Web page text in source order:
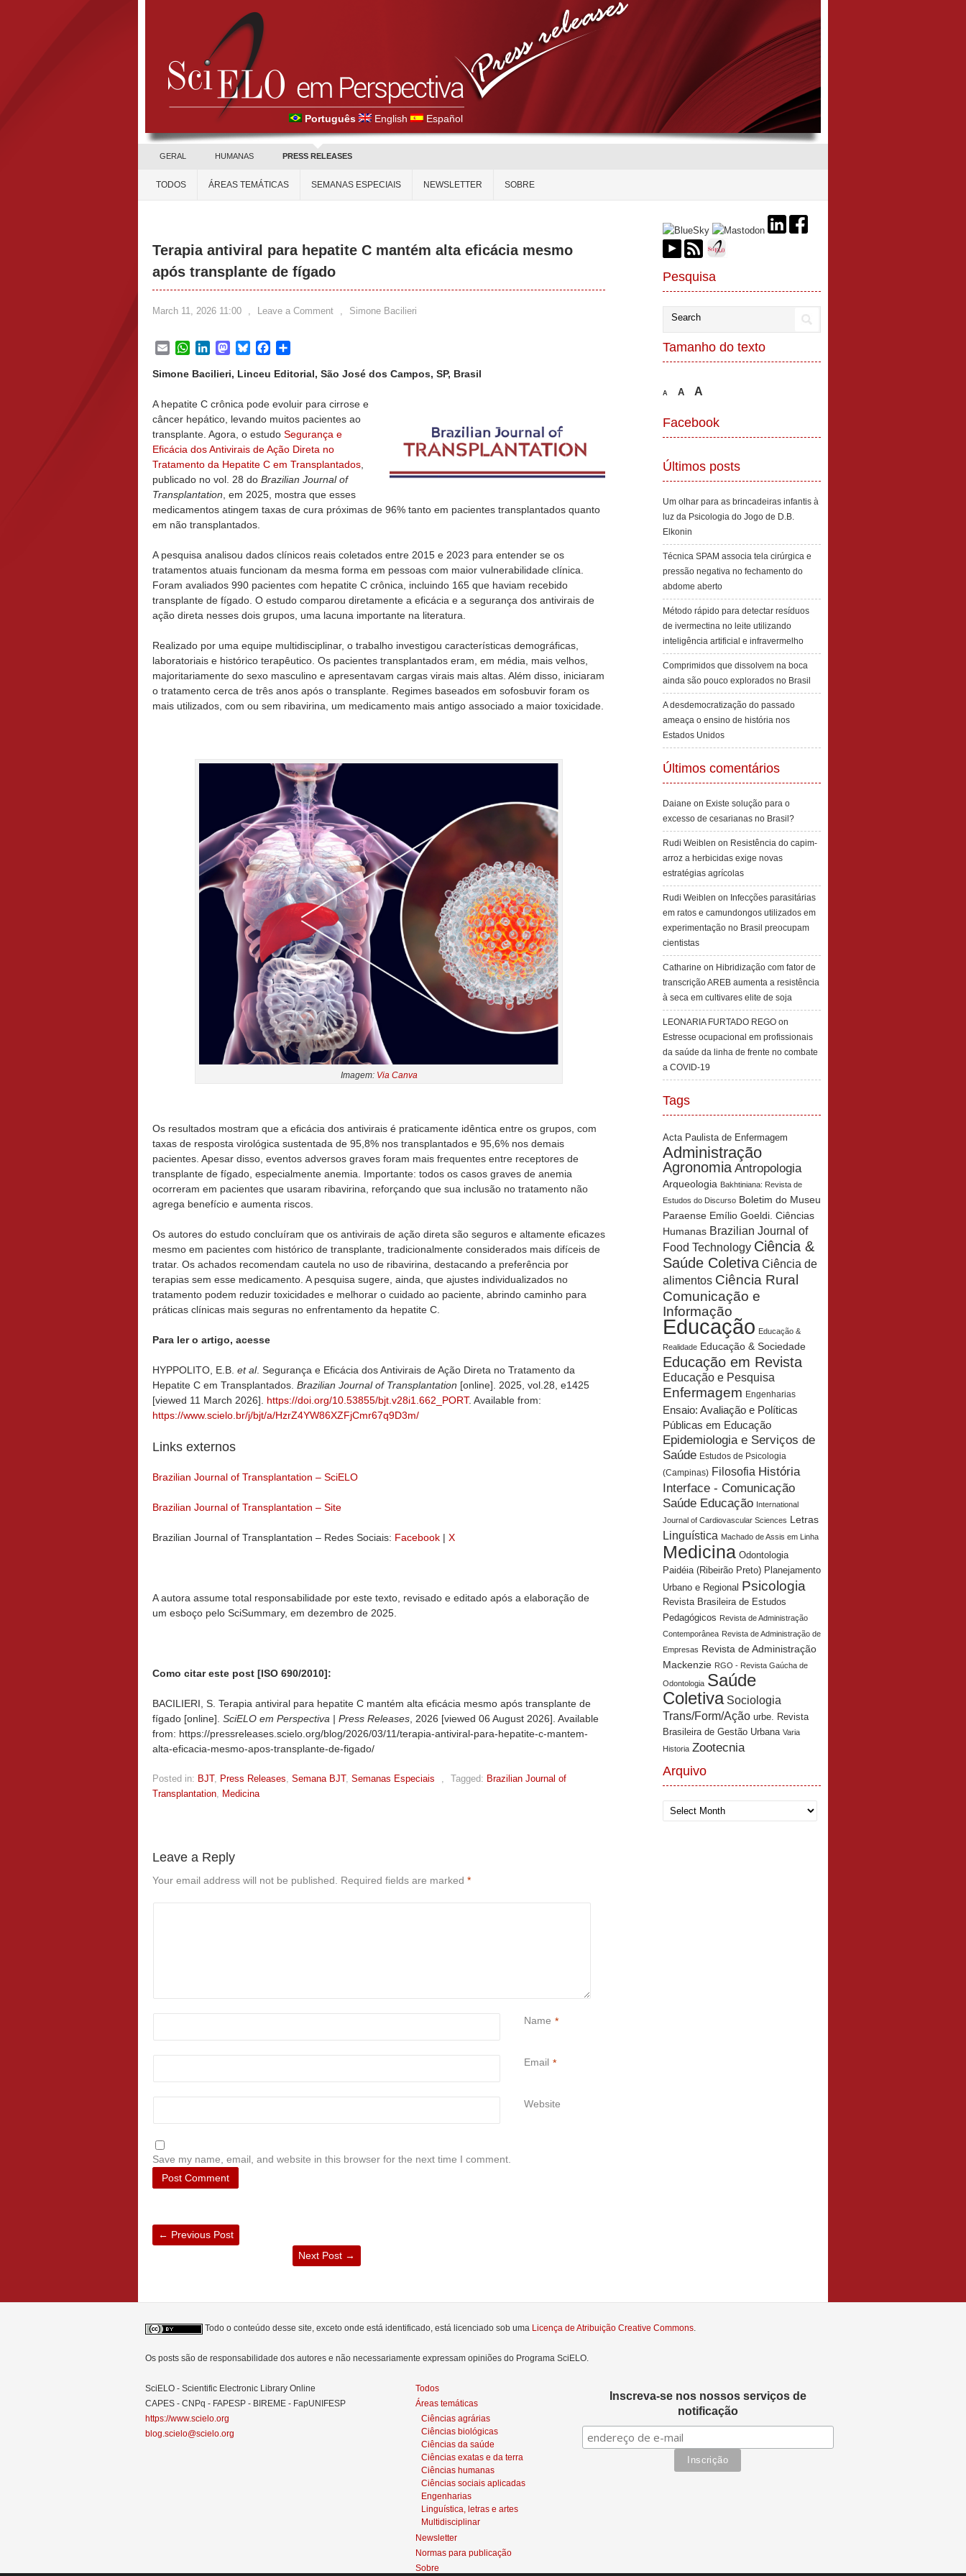
Português English Español
GERAL HUMANAS PRESS RELEASES
TODOS ÁREAS TEMÁTICAS SEMANAS ESPECIAIS NEWSLETTER SOBRE
Terapia antiviral para hepatite C mantém alta eficácia mesmo
após transplante de fígado
March 11, 2026 11:00 , Leave a Comment , Simone Bacilieri
EmailWhatsApp
LinkedInMastodon
BlueskyFacebook
Simone Bacilieri, Linceu Editorial, São José dos Campos, SP, Brasil
A hepatite C crônica pode evoluir para cirrose e
câncer hepático, levando muitos pacientes ao
transplante. Agora, o estudo Segurança e
Eficácia dos Antivirais de Ação Direta no
Tratamento da Hepatite C em Transplantados
publicado no vol. 28 do Brazilian Journal of
Transplantation , em 2025, mostra que esses
medicamentos atingem taxas de cura próximas de 96% tanto em pacientes transplantados quanto
em não transplantados.
A pesquisa analisou dados clínicos reais coletados entre 2015 e 2023 para entender se os
tratamentos atuais funcionam da mesma forma em pessoas com maior vulnerabilidade clínica.
Foram avaliados 990 pacientes com hepatite C crônica, incluindo 165 que haviam recebido
transplante de fígado. O estudo comparou diretamente a eficácia e a segurança dos antivirais de
ação direta nesses dois grupos, uma lacuna importante na literatura.
Realizado por uma equipe multidisciplinar, o trabalho investigou características demográficas,
laboratoriais e histórico terapêutico. Os pacientes transplantados eram, em média, mais velhos,
majoritariamente do sexo masculino e apresentavam cargas virais mais altas. Além disso, iniciaram
o tratamento cerca de três anos após o transplante. Regimes baseados em sofosbuvir foram os
mais utilizados, com ou sem ribavirina, um medicamento mais antigo associado a maior toxicidade.
Imagem: Via Canva
Os resultados mostram que a eficácia dos antivirais é praticamente idêntica entre os grupos, com
taxas de resposta virológica sustentada de 95,8% nos transplantados e 95,6% nos demais
pacientes. Apesar disso, eventos adversos graves foram mais frequentes entre receptores de
transplante de fígado, especialmente anemia. Importante: todos os casos graves de anemia
ocorreram em pacientes que usaram ribavirina, reforçando que sua inclusão no tratamento não
agrega benefício e aumenta riscos.
Os autores do estudo concluíram que os antivirais de ação direta são seguros e altamente eficazes
mesmo em pacientes com histórico de transplante, tradicionalmente considerados mais difíceis de
tratar. Os achados recomendam cautela no uso de ribavirina, destacando a preferência por
terapias sem esse medicamento. A pesquisa sugere, ainda, que ajustes individualizados no
tratamento podem reduzir toxicidades e melhorar o cuidado ao paciente, abrindo caminho para
práticas clínicas mais seguras no enfrentamento da hepatite C.
Para ler o artigo, acesse
HYPPOLITO, E.B. et al. Segurança e Eficácia dos Antivirais de Ação Direta no Tratamento da
Hepatite C em Transplantados. Brazilian Journal of Transplantation [online]. 2025, vol.28, e1425
[viewed 11 March 2026]. https://doi.org/10.53855/bjt.v28i1.662_PORT. Available from:
https://www.scielo.br/j/bjt/a/HzrZ4YW86XZFjCmr67q9D3m/
Links externos
Brazilian Journal of Transplantation – SciELO
Brazilian Journal of Transplantation – Site
Brazilian Journal of Transplantation – Redes Sociais: Facebook | X
A autora assume total responsabilidade por este texto, revisado e editado após a elaboração de
um esboço pelo SciSummary, em dezembro de 2025.
Como citar este post [ISO 690/2010]:
BACILIERI, S. Terapia antiviral para hepatite C mantém alta eficácia mesmo após transplante de
fígado [online]. SciELO em Perspectiva | Press Releases, 2026 [viewed 06 August 2026]. Available
from: https://pressreleases.scielo.org/blog/2026/03/11/terapia-antiviral-para-hepatite-c-mantem-
alta-eficacia-mesmo-apos-transplante-de-figado/
Posted in: BJT, Press Releases, Semana BJT, Semanas Especiais , Tagged: Brazilian Journal of
Transplantation, Medicina
Leave a Reply
Your email address will not be published. Required fields are marked *
Name *
Email *
Website
Save my name, email, and website in this browser for the next time I comment.
← Previous Post
Next Post →
Pesquisa
Tamanho do texto
A A A
Facebook
Últimos posts
Um olhar para as brincadeiras infantis à
luz da Psicologia do Jogo de D.B.
Elkonin
Técnica SPAM associa tela cirúrgica e
pressão negativa no fechamento do
abdome aberto
Método rápido para detectar resíduos
de ivermectina no leite utilizando
inteligência artificial e infravermelho
Comprimidos que dissolvem na boca
ainda são pouco explorados no Brasil
A desdemocratização do passado
ameaça o ensino de história nos
Estados Unidos
Últimos comentários
Daiane on Existe solução para o
excesso de cesarianas no Brasil?
Rudi Weiblen on Resistência do capim-
arroz a herbicidas exige novas
estratégias agrícolas
Rudi Weiblen on Infecções parasitárias
em ratos e camundongos utilizados em
experimentação no Brasil preocupam
cientistas
Catharine on Hibridização com fator de
transcrição AREB aumenta a resistência
à seca em cultivares elite de soja
LEONARIA FURTADO REGO on
Estresse ocupacional em profissionais
da saúde da linha de frente no combate
a COVID-19
Tags
Acta Paulista de Enfermagem
Administração
Agronomia Antropologia
Arqueologia Bakhtiniana: Revista de
Estudos do Discurso Boletim do Museu
Paraense Emílio Goeldi. Ciências
Humanas Brazilian Journal of
Food Technology Ciência &
Saúde Coletiva Ciência de
alimentos Ciência Rural
Comunicação e
Informação
Educação Educação &
Realidade Educação & Sociedade
Educação em Revista
Educação e Pesquisa
Enfermagem Engenharias
Ensaio: Avaliação e Políticas
Públicas em Educação
Epidemiologia e Serviços de
Saúde Estudos de Psicologia
(Campinas) Filosofia História
Interface - Comunicação
Saúde Educação International
Journal of Cardiovascular Sciences Letras
Linguística Machado de Assis em Linha
Medicina Odontologia
Paidéia (Ribeirão Preto) Planejamento
Urbano e Regional Psicologia
Revista Brasileira de Estudos
Pedagógicos Revista de Administração
Contemporânea Revista de Administração de
Empresas Revista de Administração
Mackenzie RGO - Revista Gaúcha de
Odontologia Saúde
Coletiva Sociologia
Trans/Form/Ação urbe. Revista
Brasileira de Gestão Urbana Varia
Historia Zootecnia
Arquivo
Arquivo
Todo o conteúdo desse site, exceto onde está identificado, está licenciado sob uma Licença de Atribuição Creative Commons.
Os posts são de responsabilidade dos autores e não necessariamente expressam opiniões do Programa SciELO.
SciELO - Scientific Electronic Library Online
CAPES - CNPq - FAPESP - BIREME - FapUNIFESP
https://www.scielo.org
blog.scielo@scielo.org
Todos
Áreas temáticas
Ciências agrárias
Ciências biológicas
Ciências da saúde
Ciências exatas e da terra
Ciências humanas
Ciências sociais aplicadas
Engenharias
Linguística, letras e artes
Multidisciplinar
Newsletter
Normas para publicação
Sobre
Inscreva-se nos nossos serviços de
notificação